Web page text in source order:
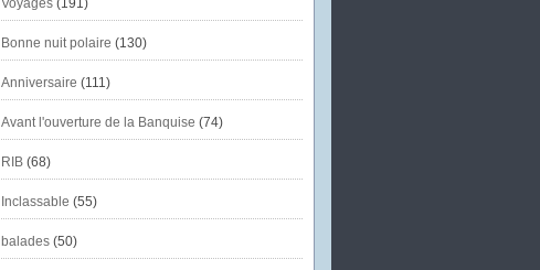
Voyages(191)
Bonne nuit polaire (130)
Anniversaire (111)
Avant l'ouverture de la Banquise (74)
RIB(68)
Inclassable (55)
balades(50)